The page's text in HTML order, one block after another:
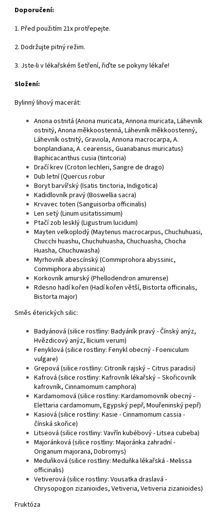
Doporučení:
1. Před použitím 21x protřepejte.
2. Dodržujte pitný režim.
3. Jste-li v lékařském šetření, řiďte se pokyny lékaře!
Složení:
Bylinný lihový macerát:
Anona ostnitá (Anona muricata, Annona muricata, Láhevník
ostnitý, Anona měkkoostenná, Láhevník měkkoostenný,
Láhevník ostnitý, Graviola, Annona macrocarpa, A.
bonplandiana, A. cearensis, Guanabanus muricatus)
Baphicacanthus cusia (tintcoria)
Dračí krev (Croton lechleri, Sangre de drago)
Dub letní (Quercus robur
Boryt barvířský (Isatis tinctoria, Indigotica)
Kadidlovník pravý (Boswellia sacra)
Krvavec toten (Sanguisorba officinalis)
Len setý (Linum usitatissimum)
Ptačí zob lesklý (Ligustrum lucidum)
Mayten velkoplodý (Maytenus macrocarpus, Chuchuhuasi,
Chucchi huashu, Chuchuhuasha, Chuchuasha, Chocha
Huasha, Chuchuwasha)
Myrhovník abescínský (Commiprohora abyssinic,
Commiphora abyssinica)
Korkovník amurský (Phellodendron amurense)
Rdesno hadí kořen (Hadí kořen větší, Bistorta officinalis,
Bistorta major)
Směs éterických silic:
Badyánová (silice rostliny: Badyáník pravý - Čínský anýz,
Hvězdicový anýz, llicium verum)
Fenyklová (silice rostliny: Fenykl obecný - Foeniculum
vulgare)
Grepová (silice rostliny: Citroník rajský – Citrus paradisi)
Kafrová (silice rostliny: Kafrovník lékařský – Skořicovník
kafrovník, Cinnamomum camphora)
Kardamomová (silice rostliny: Kardamomovník obecný -
Elettaria cardamomum, Egypský pepř, Mouřeninský pepř)
Kasiová (silice rostliny: Kasie - Cinnamomum cassia -
čínská skořice)
Litseová (silice rostliny: Vavřín kubébový - Litsea cubeba)
Majoránková (silice rostliny: Majoránka zahradní -
Origanum majorana, Dobromys)
Meduňková (silice rostliny: Meduňka lékařská - Melissa
officinalis)
Vetiverová (silice rostliny: Vousatka draslavá -
Chrysopogon zizanioides, Vetiveria, Vetiveria zizanioides)
Fruktóza